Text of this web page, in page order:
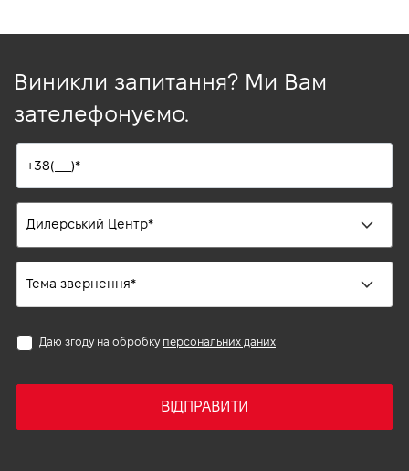
Виникли запитання? Ми Вам
зателефонуємо.
Даю згоду на обробку персональних даних
ВІДПРАВИТИ